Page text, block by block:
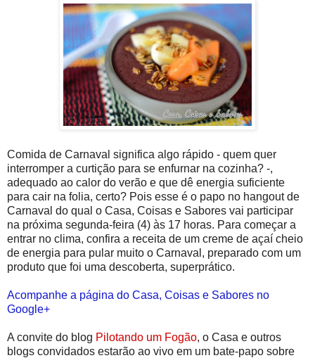
Comida de Carnaval significa algo rápido - quem quer
interromper a curtição para se enfurnar na cozinha? -,
adequado ao calor do verão e que dê energia suficiente
para cair na folia, certo? Pois esse é o papo no hangout de
Carnaval do qual o Casa, Coisas e Sabores vai participar
na próxima segunda-feira (4) às 17 horas. Para começar a
entrar no clima, confira a receita de um creme de açaí cheio
de energia para pular muito o Carnaval, preparado com um
produto que foi uma descoberta, superprático.
Acompanhe a página do Casa, Coisas e Sabores no
Google+
A convite do blog Pilotando um Fogão, o Casa e outros
blogs convidados estarão ao vivo em um bate-papo sobre